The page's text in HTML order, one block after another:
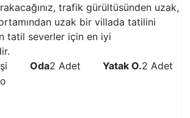
trafik gürültüsünden uzak,
uzak bir villada tatilini
tatil severler için en iyi
Oda2 Adet Yatak O.2 Adet